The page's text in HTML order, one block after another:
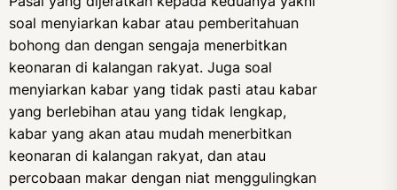
soal menyiarkan kabar atau pemberitahuan
bohong dan dengan sengaja menerbitkan
keonaran di kalangan rakyat. Juga soal
menyiarkan kabar yang tidak pasti atau kabar
yang berlebihan atau yang tidak lengkap,
kabar yang akan atau mudah menerbitkan
keonaran di kalangan rakyat, dan atau
percobaan makar dengan niat menggulingkan